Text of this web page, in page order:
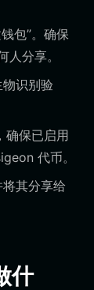
包”。确保
分享。
识别验
确保已启用
代币。
其分享给
什